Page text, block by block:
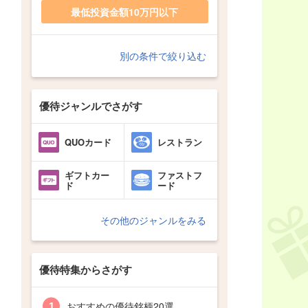
最低投資金額10万円以下
別の条件で絞り込む
優待ジャンルでさがす
QUOカード レストラン
ギフトカー
ド
ファストフ
ード
その他のジャンルをみる
優待特集からさがす